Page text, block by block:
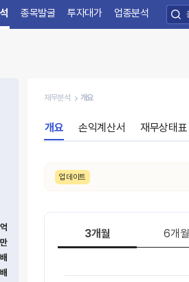
종목발굴 투자대가 업종분석
재무분석 개요
개요 손익계산서 재무상태표
업데이트
3개월 6개월